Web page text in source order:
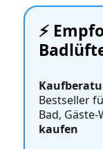
⚡️
Bestseller
Bad,
kaufen